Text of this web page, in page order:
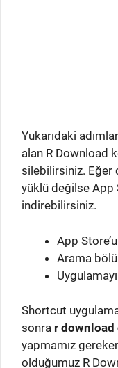
Yukarıdaki
alan R Download
silebilirsiniz. Eğer
yüklü değilse App
indirebilirsiniz.
App Store’u
Arama
Shortcut
sonra r download
yapmamız
olduğumuz R